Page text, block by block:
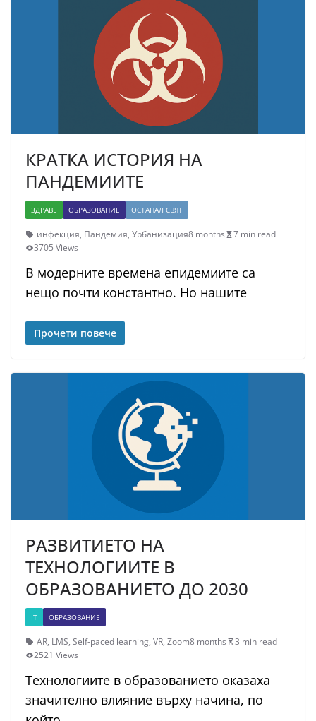
КРАТКА ИСТОРИЯ НА
ПАНДЕМИИТЕ
ЗДРАВЕ ОБРАЗОВАНИЕ ОСТАНАЛ СВЯТ
инфекция, Пандемия, Урбанизация8 months
7 min read
3705 Views
В модерните времена епидемиите са
нещо почти константно. Но нашите
Прочети повече
РАЗВИТИЕТО НА
ТЕХНОЛОГИИТЕ В
ОБРАЗОВАНИЕТО ДО 2030
IT ОБРАЗОВАНИЕ
AR, LMS, Self-paced learning, VR, Zoom8 months
3 min read
2521 Views
Технологиите в образованието оказаха
значително влияние върху начина, по